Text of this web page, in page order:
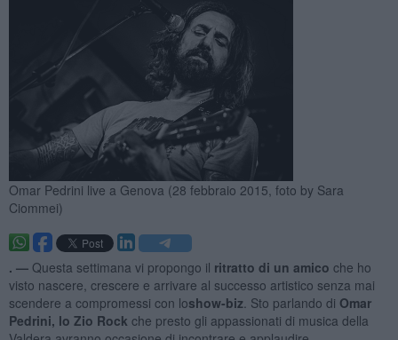
Omar Pedrini live a Genova (28 febbraio 2015, foto by Sara
Ciommei)
. — Questa settimana vi propongo il ritratto di un amico che ho
visto nascere, crescere e arrivare al successo artistico senza mai
scendere a compromessi con loshow-biz . Sto parlando di Omar
Pedrini, lo Zio Rock che presto gli appassionati di musica della